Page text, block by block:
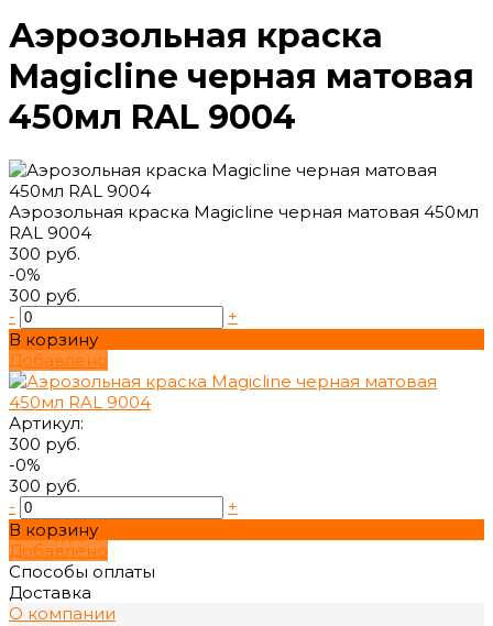
Аэрозольная краска
Magicline черная матовая
450мл RAL 9004
Аэрозольная краска Magicline черная матовая 450мл
RAL 9004
300 руб.
-0%
300 руб.
-
+
В корзину
Добавлено
Артикул:
300 руб.
-0%
300 руб.
-
+
В корзину
Добавлено
Способы оплаты
Доставка
О компании